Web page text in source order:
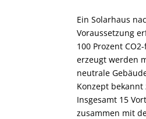
Ein Solarhaus
Voraussetzung
100 Prozent CO2
erzeugt werden
neutrale
Konzept
Insgesamt 15
zusammen mit